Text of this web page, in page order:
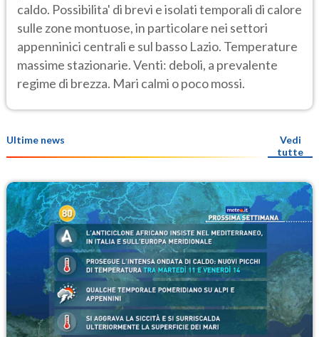
caldo. Possibilita' di brevi e isolati temporali di calore
sulle zone montuose, in particolare nei settori
appenninici centrali e sul basso Lazio. Temperature
massime stazionarie. Venti: deboli, a prevalente
regime di brezza. Mari calmi o poco mossi.
Ultime news
Vedi
tutte